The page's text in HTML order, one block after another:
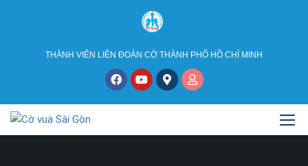
THÀNH VIÊN LIÊN ĐOÀN CỜ THÀNH PHỐ HỒ CHÍ MINH